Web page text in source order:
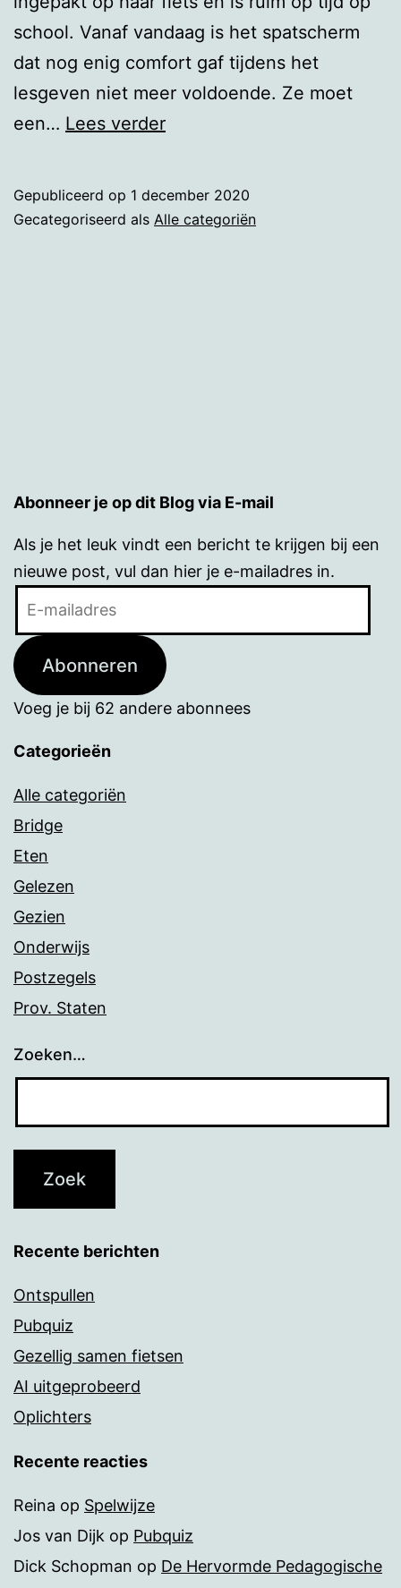
school. Vanaf vandaag is het spatscherm
dat nog enig comfort gaf tijdens het
lesgeven niet meer voldoende. Ze moet
een… Lees verderVoor
Gepubliceerd op 1 december 2020
Gecategoriseerd als Alle categoriën
Abonneer je op dit Blog via E-mail
Als je het leuk vindt een bericht te krijgen bij een
nieuwe post, vul dan hier je e-mailadres in.
Abonneren
Voeg je bij 62 andere abonnees
Categorieën
Alle categoriën
Bridge
Eten
Gelezen
Gezien
Onderwijs
Postzegels
Prov. Staten
Zoeken…
Recente berichten
Ontspullen
Pubquiz
Gezellig samen fietsen
AI uitgeprobeerd
Oplichters
Recente reacties
Reina op Spelwijze
Jos van Dijk op Pubquiz
Dick Schopman op De Hervormde Pedagogische